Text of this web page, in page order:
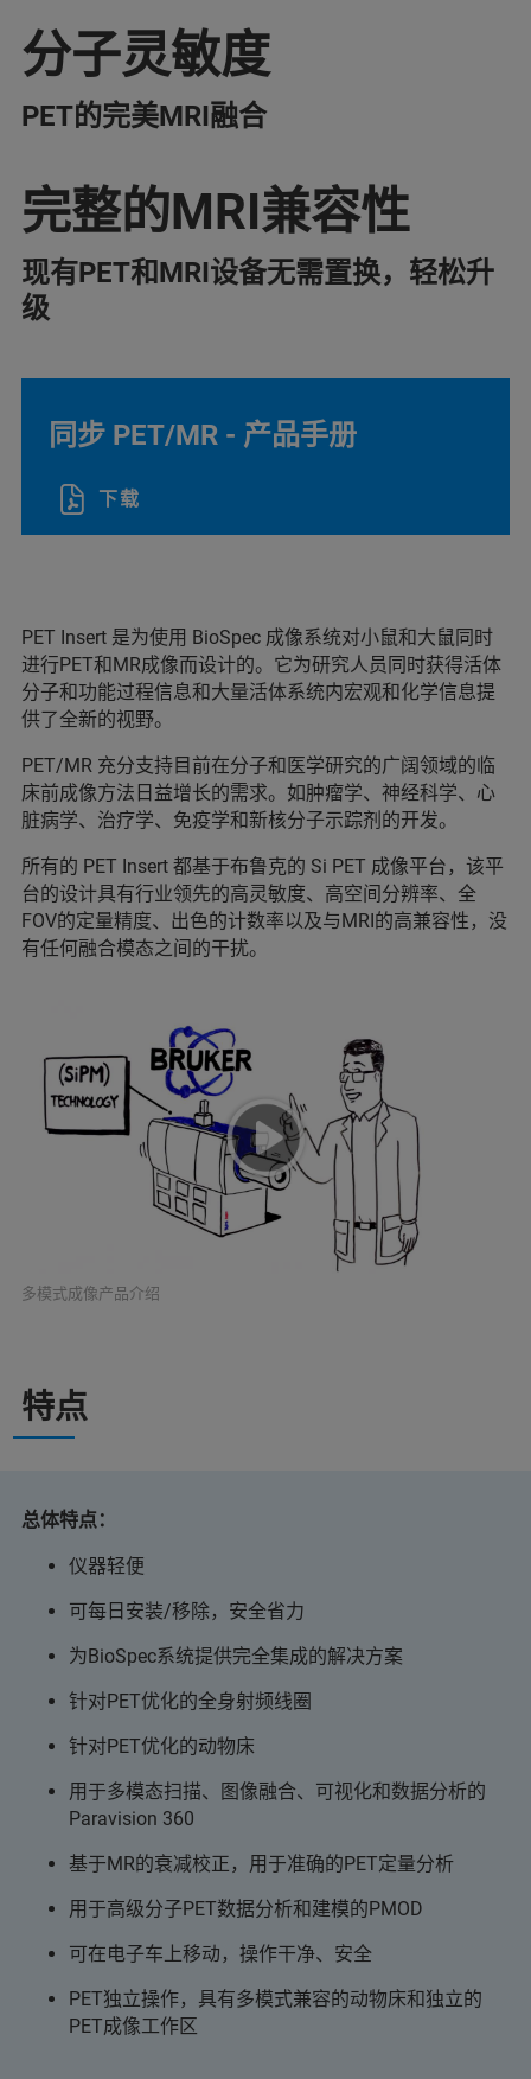
分子灵敏度
PET的完美MRI融合
完整的MRI兼容性
现有PET和MRI设备无需置换，轻松升
级
同步 PET/MR - 产品手册
下载
PET Insert 是为使用 BioSpec 成像系统对小鼠和大鼠同时
进行PET和MR成像而设计的。它为研究人员同时获得活体
分子和功能过程信息和大量活体系统内宏观和化学信息提
供了全新的视野。
PET/MR 充分支持目前在分子和医学研究的广阔领域的临
床前成像方法日益增长的需求。如肿瘤学、神经科学、心
脏病学、治疗学、免疫学和新核分子示踪剂的开发。
所有的 PET Insert 都基于布鲁克的 Si PET 成像平台，该平
台的设计具有行业领先的高灵敏度、高空间分辨率、全
FOV的定量精度、出色的计数率以及与MRI的高兼容性，没
有任何融合模态之间的干扰。
多模式成像产品介绍
特点
总体特点：
仪器轻便
可每日安装/移除，安全省力
为BioSpec系统提供完全集成的解决方案
针对PET优化的全身射频线圈
针对PET优化的动物床
用于多模态扫描、图像融合、可视化和数据分析的
Paravision 360
基于MR的衰减校正，用于准确的PET定量分析
用于高级分子PET数据分析和建模的PMOD
可在电子车上移动，操作干净、安全
PET独立操作，具有多模式兼容的动物床和独立的
PET成像工作区